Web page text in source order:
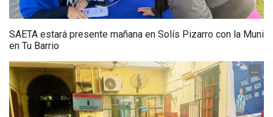
SAETA estará presente mañana en Solís Pizarro con la Muni
en Tu Barrio
...